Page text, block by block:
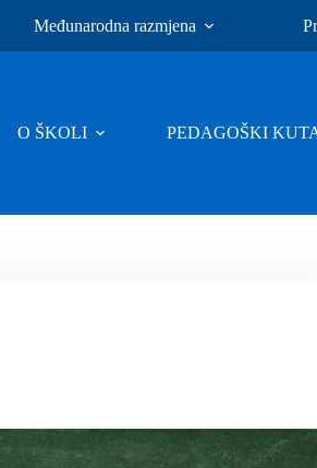
Međunarodna razmjena
O ŠKOLI PEDAGOŠKI